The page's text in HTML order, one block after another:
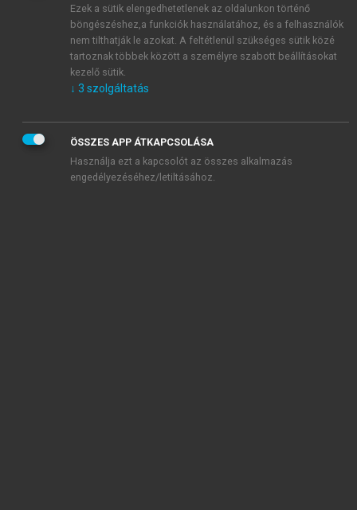
veszem és elfogadom.
Általános vásárlási feltételeket, valamint a szotar.netés a
mersz.huoldalak licencszerződéseiben foglaltakat
tudomásul veszem és elfogadom.
KIPRÓBÁLOM
Ezek a sütik elengedhetetlenek az oldalunkon történő
böngészéshez,a funkciók használatához, és a felhasználók
nem tilthatják le azokat. A feltétlenül szükséges sütik közé
tartoznak többek között a személyre szabott beállításokat
kezelő sütik.
↓ 3 szolgáltatás
ÖSSZES APP ÁTKAPCSOLÁSA
Használja ezt a kapcsolót az összes alkalmazás
engedélyezéséhez/letiltásához.